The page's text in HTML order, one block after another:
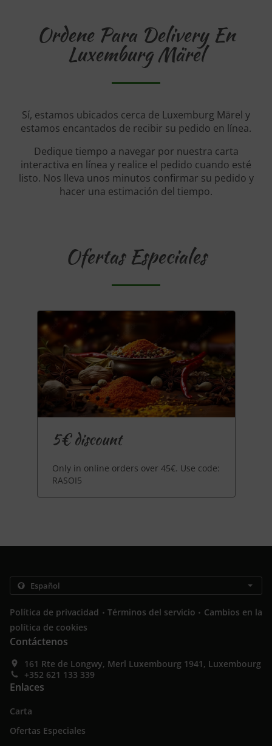
Ordene Para Delivery En
Luxemburg Märel
Sí, estamos ubicados cerca de Luxemburg Märel y
estamos encantados de recibir su pedido en línea.
Dedique tiempo a navegar por nuestra carta
interactiva en línea y realice el pedido cuando esté
listo. Nos lleva unos minutos confirmar su pedido y
hacer una estimación del tiempo.
Ofertas Especiales
5€ discount
Only in online orders over 45€. Use code:
RASOI5
Política de privacidad . Términos del servicio . Cambios en la
política de cookies
Contáctenos
161 Rte de Longwy, Merl Luxembourg 1941, Luxembourg
+352 621 133 339
Enlaces
Carta
Ofertas Especiales